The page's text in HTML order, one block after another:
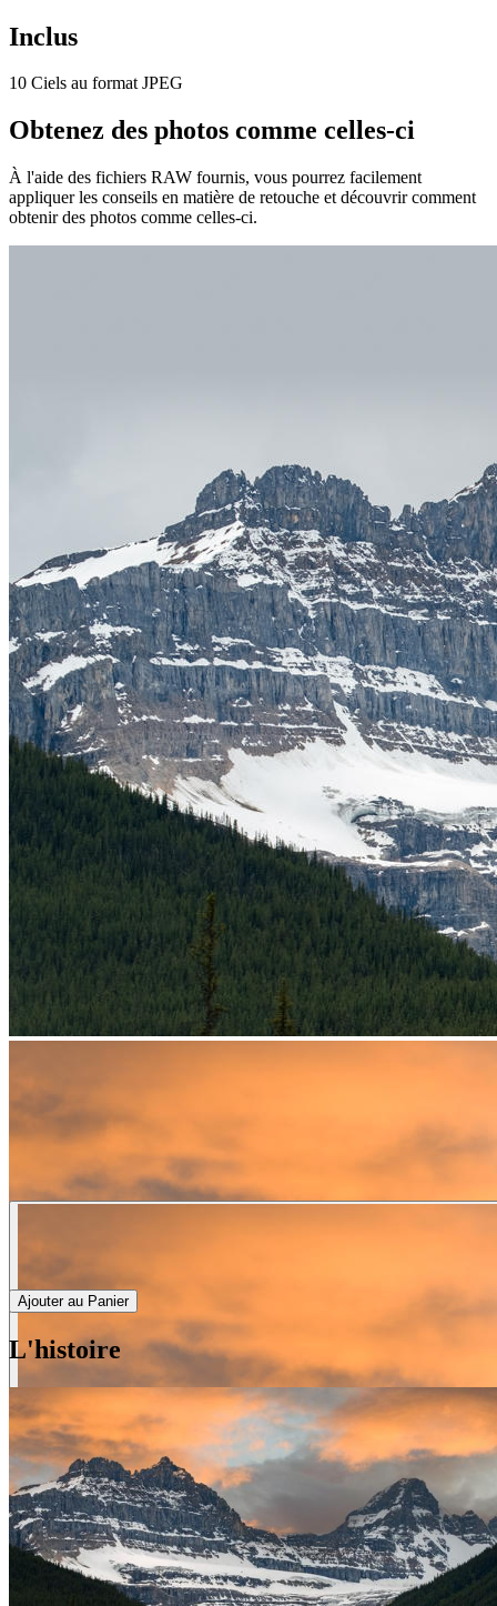
Inclus
10 Ciels au format JPEG
Obtenez des photos comme celles-ci
À l'aide des fichiers RAW fournis, vous pourrez facilement
appliquer les conseils en matière de retouche et découvrir comment
obtenir des photos comme celles-ci.
Ajouter au Panier
L'histoire